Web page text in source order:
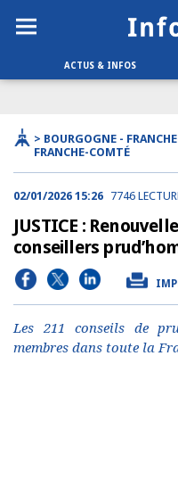
ACTUS & INFOS
> BOURGOGNE -
FRANCHE-COMTÉ
02/01/2026 15:26 7746
JUSTICE :
conseillers
Les 211 conseils de
membres dans toute la